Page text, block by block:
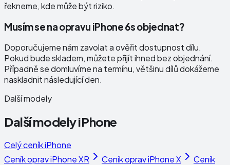
řekneme, kde může být riziko.
Musím se na opravu iPhone 6s objednat?
Doporučujeme nám zavolat a ověřit dostupnost dílu.
Pokud bude skladem, můžete přijít ihned bez objednání.
Případně se domluvíme na termínu, většinu dílů dokážeme
naskladnit následující den.
Další modely
Další modelyiPhone
Celý ceníkiPhone
Ceník opraviPhone XR Ceník opraviPhone X
Ceník